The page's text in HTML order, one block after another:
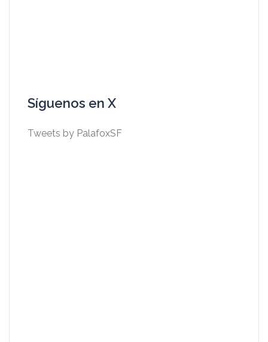
Síguenos en X
Tweets by PalafoxSF